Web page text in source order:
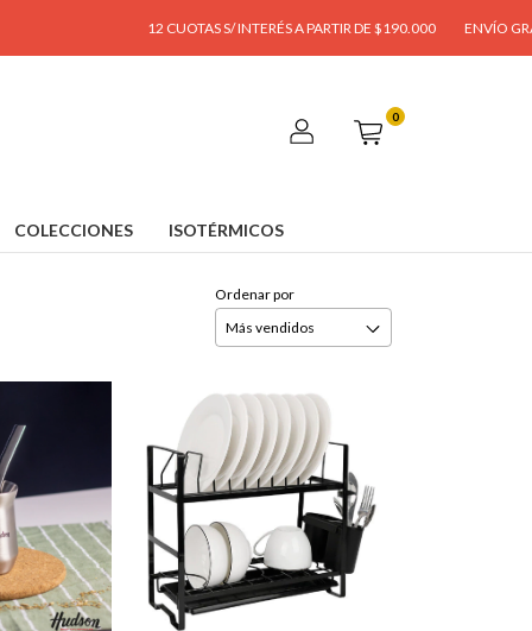
12 CUOTAS S/ INTERÉS A PARTIR DE $190.000 ENVÍO GRATIS A PARTIR DE
0
COLECCIONES ISOTÉRMICOS
Ordenar por